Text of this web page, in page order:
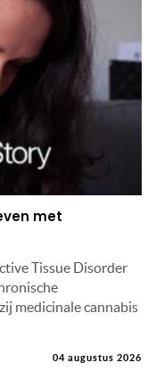
met
Tissue Disorder
medicinale cannabis
04 augustus 2026